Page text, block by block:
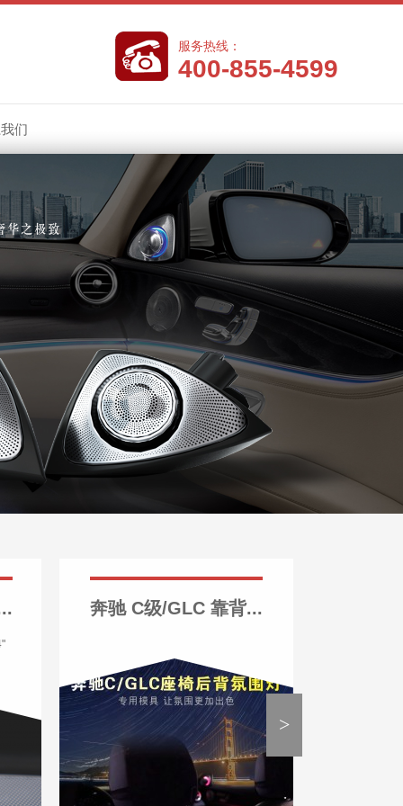
服务热线：
400-855-4599
们
奔驰 C级/GLC 靠背...
>